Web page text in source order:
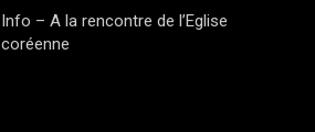
Info – A la rencontre de l’Eglise
coréenne